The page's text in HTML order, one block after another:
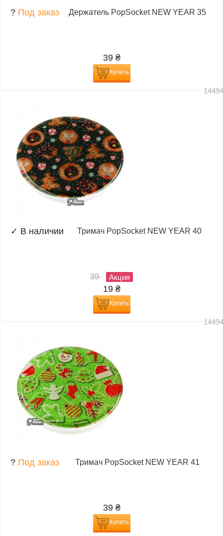
? Под заказ Держатель PopSocket NEW YEAR 35
39 ₴
Купить
✓ В наличии Тримач PopSocket NEW YEAR 40
39 Акция
19 ₴
Купить
? Под заказ Тримач PopSocket NEW YEAR 41
39 ₴
Купить